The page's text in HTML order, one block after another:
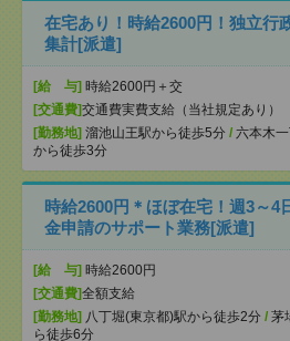
在宅あり！時給2600円！独立行
集計[派遣]
[給 与] 時給2600円＋交
[交通費]交通費実費支給（当社規定あり）
[勤務地] 溜池山王駅から徒歩5分 / 六本木
から徒歩3分
時給2600円＊ほぼ在宅！週3～4
金申請のサポート業務[派遣]
[給 与] 時給2600円
[交通費]全額支給
[勤務地] 八丁堀(東京都)駅から徒歩2分 / 茅
ら徒歩6分